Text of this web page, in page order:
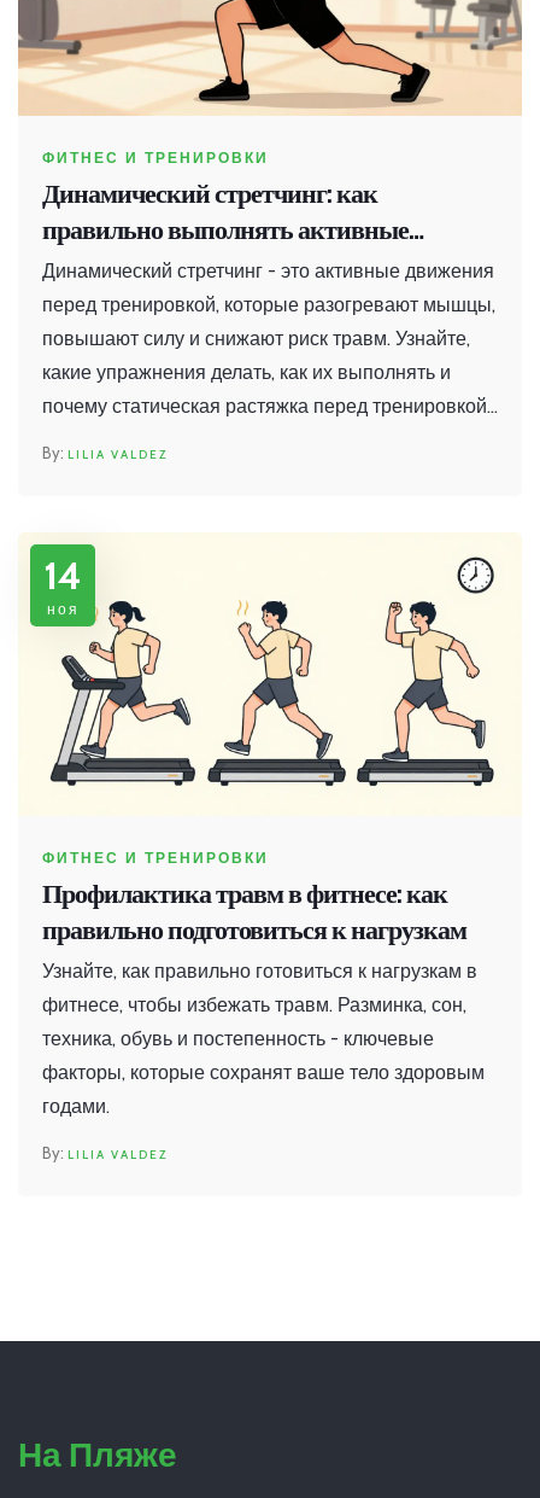
ФИТНЕС И ТРЕНИРОВКИ
Динамический стретчинг: как
правильно выполнять активные
движения перед тренировкой
Динамический стретчинг - это активные движения
перед тренировкой, которые разогревают мышцы,
повышают силу и снижают риск травм. Узнайте,
какие упражнения делать, как их выполнять и
почему статическая растяжка перед тренировкой
LILIA VALDEZ
14
ноя
ФИТНЕС И ТРЕНИРОВКИ
Профилактика травм в фитнесе: как
правильно подготовиться к нагрузкам
Узнайте, как правильно готовиться к нагрузкам в
фитнесе, чтобы избежать травм. Разминка, сон,
техника, обувь и постепенность - ключевые
факторы, которые сохранят ваше тело здоровым
годами.
LILIA VALDEZ
На Пляже